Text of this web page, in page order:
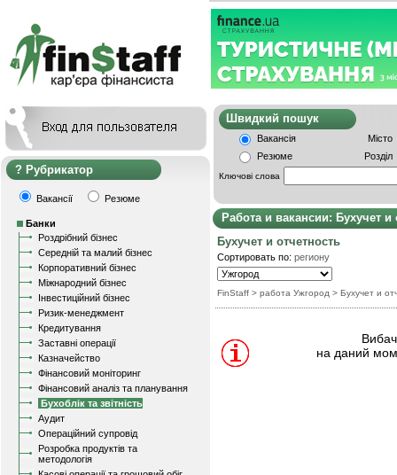
Рубрикатор
Вакансії Резюме
Банки
Роздрібний бізнес
Середній та малий бізнес
Корпоративний бізнес
Міжнародний бізнес
Інвестиційний бізнес
Ризик-менеджмент
Кредитування
Заставні операції
Казначейство
Фінансовий моніторинг
Фінансовий аналіз та планування
Бухоблік та звітність
Аудит
Операційний супровід
Розробка продуктів та
методологія
Швидкий
Вакансія
Місто
Резюме
Розділ
Ключові слова
Работа и вакансии: Бухучет и
Бухучет и отчетность
Сортировать по: региону
FinStaff > работа Ужгород > Бухучет и
на даний